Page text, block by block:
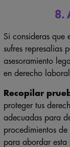
8.
Si consideras que
sufres represalias
asesoramiento
en derecho
Recopilar
proteger tus
adecuadas para
procedimientos
para abordar esta